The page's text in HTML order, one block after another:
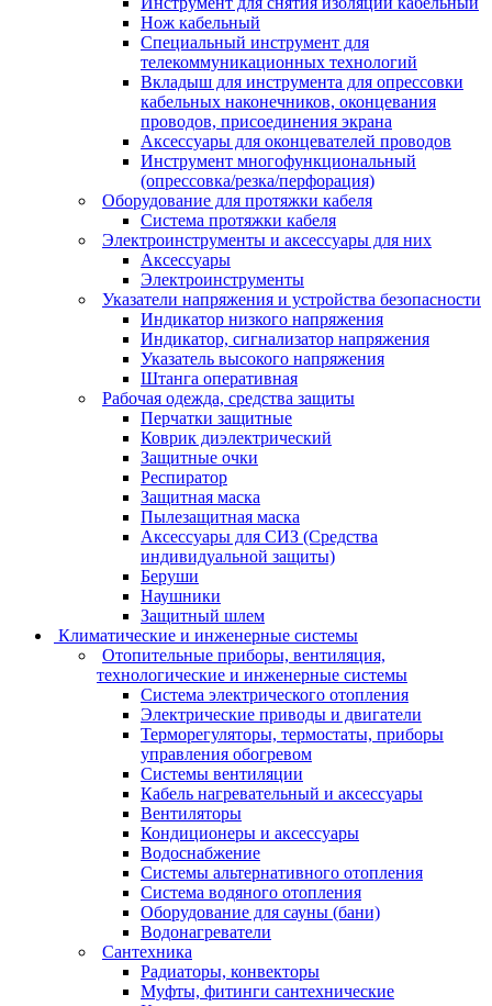
Нож кабельный
Специальный инструмент для
телекоммуникационных технологий
Вкладыш для инструмента для опрессовки
кабельных наконечников, оконцевания
проводов, присоединения экрана
Аксессуары для оконцевателей проводов
Инструмент многофункциональный
(опрессовка/резка/перфорация)
Оборудование для протяжки кабеля
Система протяжки кабеля
Электроинструменты и аксессуары для них
Аксессуары
Электроинструменты
Указатели напряжения и устройства безопасности
Индикатор низкого напряжения
Индикатор, сигнализатор напряжения
Указатель высокого напряжения
Штанга оперативная
Рабочая одежда, средства защиты
Перчатки защитные
Коврик диэлектрический
Защитные очки
Респиратор
Защитная маска
Пылезащитная маска
Аксессуары для СИЗ (Средства
индивидуальной защиты)
Беруши
Наушники
Защитный шлем
Климатические и инженерные системы
Отопительные приборы, вентиляция,
технологические и инженерные системы
Система электрического отопления
Электрические приводы и двигатели
Терморегуляторы, термостаты, приборы
управления обогревом
Системы вентиляции
Кабель нагревательный и аксессуары
Вентиляторы
Кондиционеры и аксессуары
Водоснабжение
Системы альтернативного отопления
Система водяного отопления
Оборудование для сауны (бани)
Водонагреватели
Сантехника
Радиаторы, конвекторы
Муфты, фитинги сантехнические